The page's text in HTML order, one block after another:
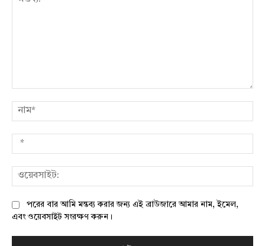
পরের বার আমি মন্তব্য করার জন্য এই ব্রাউজারে আমার নাম, ইমেল,
এবং ওয়েবসাইট সংরক্ষণ করুন।